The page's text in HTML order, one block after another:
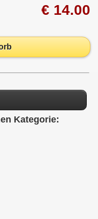
€ 14.00
Kategorie: